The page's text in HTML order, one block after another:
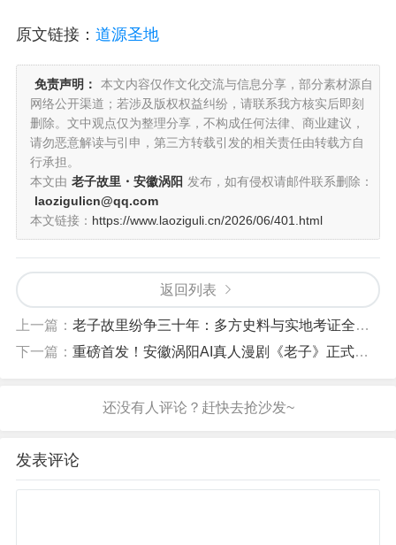
原文链接： 道源圣地
免责声明：
本文内容仅作文化交流与信息分享，部分素材源自
网络公开渠道；若涉及版权权益纠纷，请联系我方核实后即刻
删除。文中观点仅为整理分享，不构成任何法律、商业建议，
请勿恶意解读与引申，第三方转载引发的相关责任由转载方自
行承担。
本文由 老子故里・安徽涡阳 发布，如有侵权请邮件联系删除：
laozigulicn@qq.com
本文链接： https://www.laoziguli.cn/2026/06/401.html
返回列表
上一篇： 老子故里纷争三十年：多方史料与实地考证全面梳理
下一篇： 重磅首发！安徽涡阳AI真人漫剧《老子》正式上线短剧平台
发表评论